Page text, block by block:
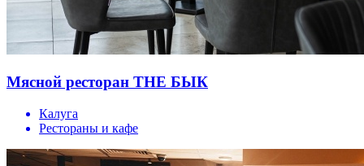
Мясной ресторан THE БЫК
Калуга
Рестораны и кафе